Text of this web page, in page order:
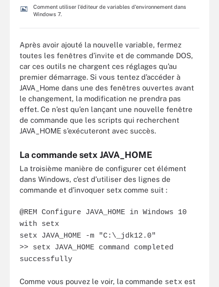
Comment utiliser l'éditeur de variables d'environnement dans
Windows 7.
Après avoir ajouté la nouvelle variable, fermez
toutes les fenêtres d’invite et de commande DOS,
car ces outils ne chargent ces réglages qu’au
premier démarrage. Si vous tentez d’accéder à
JAVA_Home dans une des fenêtres ouvertes avant
le changement, la modification ne prendra pas
effet. Ce n’est qu’en lançant une nouvelle fenêtre
de commande que les scripts qui recherchent
JAVA_HOME s’exécuteront avec succès.
La commande setx JAVA_HOME
La troisième manière de configurer cet élément
dans Windows, c’est d’utiliser des lignes de
commande et d’invoquer setx comme suit :
@REM Configure JAVA_HOME in Windows 10
with setx
setx JAVA_HOME -m "C:\_jdk12.0"
>> setx JAVA_HOME command completed
successfully
Comme vous pouvez le voir, la commande setx est